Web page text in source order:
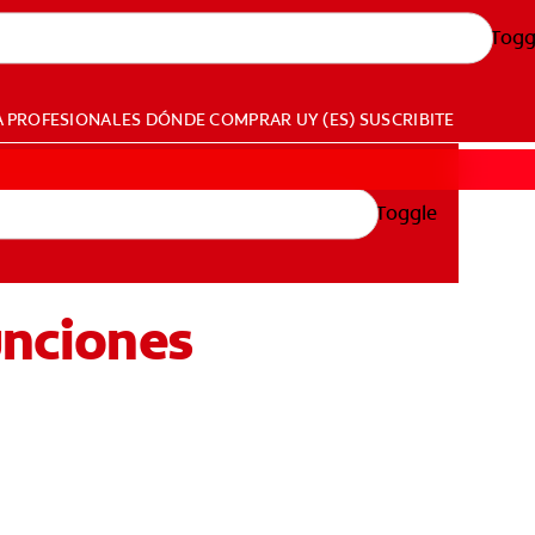
PROFESIONALES DÓNDE COMPRAR UY (ES) SUSCRIBITE
Toggle